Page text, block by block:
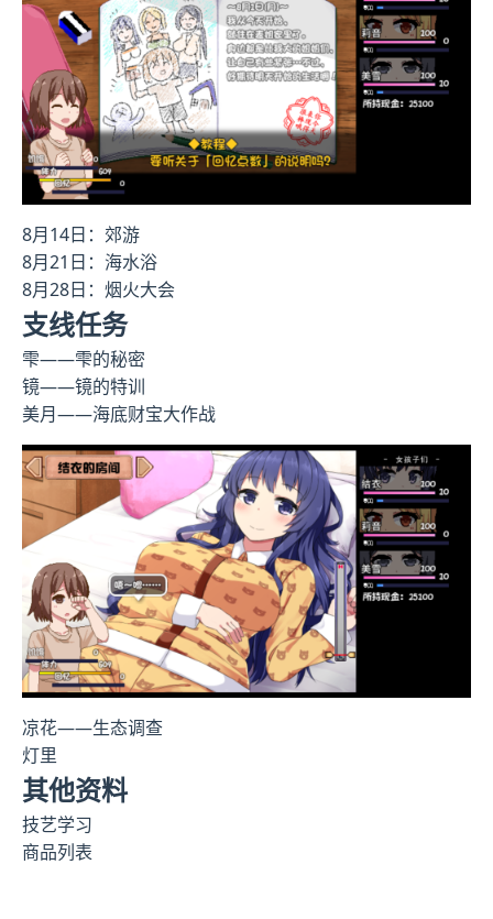
8月14日：郊游
8月21日：海水浴
8月28日：烟火大会
支线任务
雫——雫的秘密
镜——镜的特训
美月——海底财宝大作战
凉花——生态调查
灯里
其他资料
技艺学习
商品列表